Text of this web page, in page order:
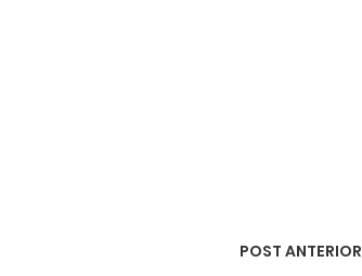
POST ANTERIOR